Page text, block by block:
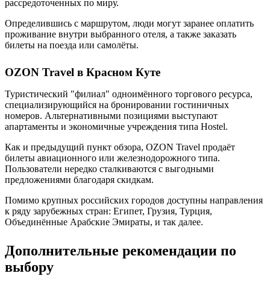
рассредоточенных по миру.
Определившись с маршрутом, люди могут заранее оплатить
проживание внутри выбранного отеля, а также заказать
билеты на поезда или самолёты.
OZON Travel в Красном Куте
Туристический "филиал" одноимённого торгового ресурса,
специализирующийся на бронировании гостиничных
номеров. Альтернативными позициями выступают
апартаменты и экономичные учреждения типа Hostel.
Как и предыдущий пункт обзора, OZON Travel продаёт
билеты авиационного или железнодорожного типа.
Пользователи нередко сталкиваются с выгодными
предложениями благодаря скидкам.
Помимо крупных российских городов доступны направления
к ряду зарубежных стран: Египет, Грузия, Турция,
Объединённые Арабские Эмираты, и так далее.
Дополнительные рекомендации по
выбору